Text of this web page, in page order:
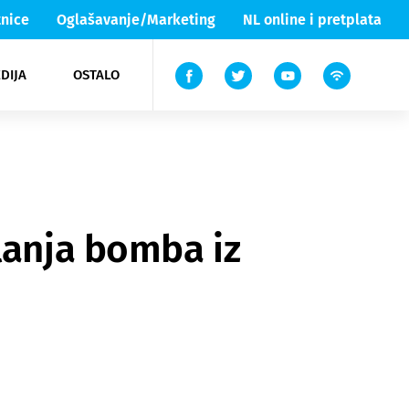
Oglašavanje/Marketing NL online i pretplata
OSTALO
Lika & Senj
TV
bomba iz